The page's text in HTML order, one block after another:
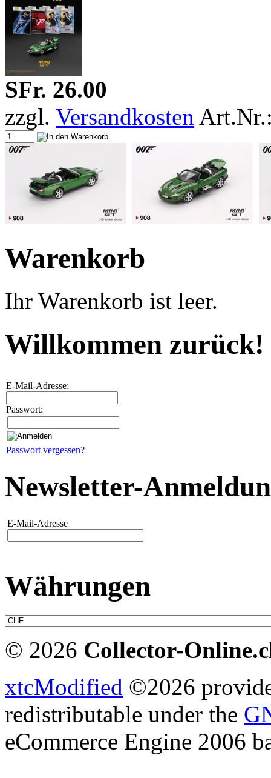
SFr. 26.00
zzgl. Versandkosten
Warenkorb
Ihr Warenkorb ist leer.
Willkommen zurück!
E-Mail-Adresse:
Passwort:
Passwort vergessen?
Newsletter-
E-Mail-Adresse
Währungen
© 2026 Collector-
xtcModified ©2026
redistributable under the
eCommerce Engine 2006